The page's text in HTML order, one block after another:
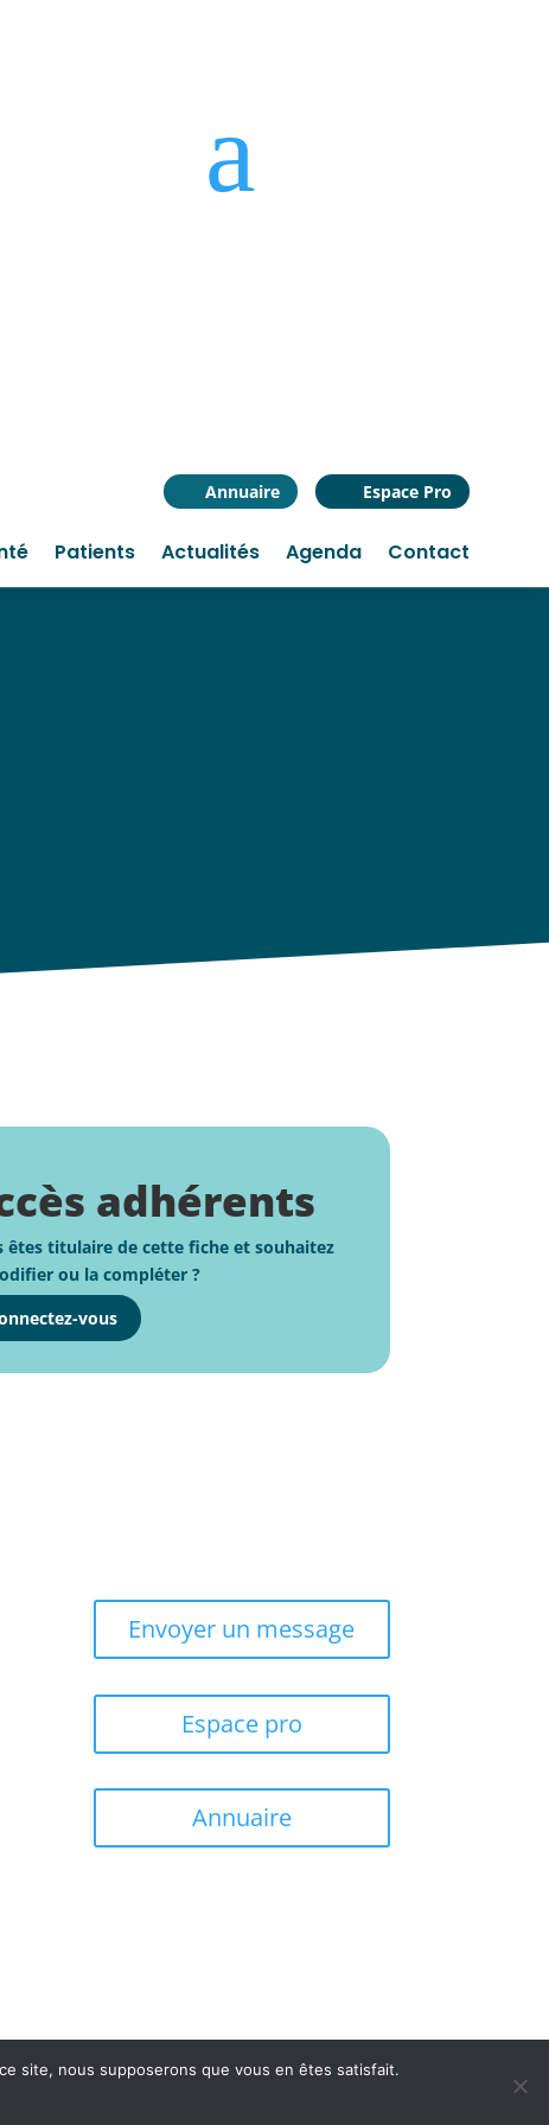
a
Annuaire Espace Pro
Patients Actualités Agenda Contact
adhérents
êtes titulaire de cette fiche et souhaitez
ou la compléter ?
vous
Envoyer un message
Espace pro
Annuaire
site, nous supposerons que vous en êtes satisfait.